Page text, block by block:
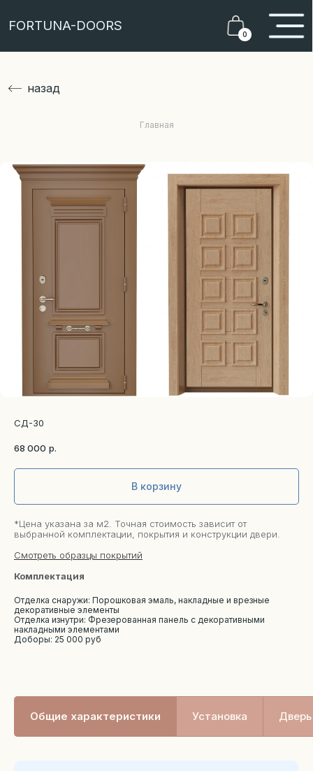
FORTUNA-DOORS
Главная
СД-30
68 000 р.
В корзину
*Цена указана за м2. Точная стоимость зависит от
выбранной комплектации, покрытия и конструкции двери.
Смотреть образцы покрытий
Комплектация
Отделка снаружи: Порошковая эмаль, накладные и врезные
декоративные элементы
Отделка изнутри: Фрезерованная панель с декоративными
накладными элементами
Доборы: 25 000 руб
Общие характеристики Установка Дверь